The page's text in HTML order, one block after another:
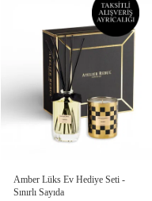
Amber Lüks Ev Hediye Seti -
Sınırlı Sayıda